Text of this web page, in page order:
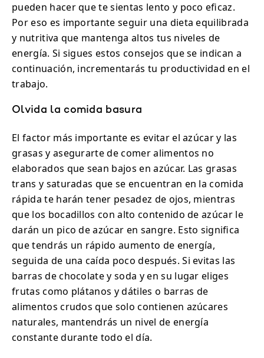
pueden hacer que te sientas lento y poco eficaz.
Por eso es importante seguir una dieta equilibrada
y nutritiva que mantenga altos tus niveles de
energía. Si sigues estos consejos que se indican a
continuación, incrementarás tu productividad en el
trabajo.
Olvida la comida basura
El factor más importante es evitar el azúcar y las
grasas y asegurarte de comer alimentos no
elaborados que sean bajos en azúcar. Las grasas
trans y saturadas que se encuentran en la comida
rápida te harán tener pesadez de ojos, mientras
que los bocadillos con alto contenido de azúcar le
darán un pico de azúcar en sangre. Esto significa
que tendrás un rápido aumento de energía,
seguida de una caída poco después. Si evitas las
barras de chocolate y soda y en su lugar eliges
frutas como plátanos y dátiles o barras de
alimentos crudos que solo contienen azúcares
naturales, mantendrás un nivel de energía
constante durante todo el día.